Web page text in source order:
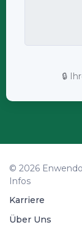
🔒
© 2026
Infos
Karriere
Über Uns